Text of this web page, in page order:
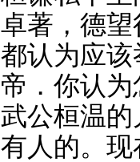
卓著，德
都认为应
帝．你认为
武公桓温
有人的。